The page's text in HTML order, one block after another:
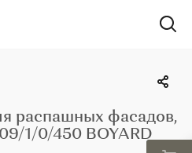
распашных фасадов,
1/0/450 BOYARD